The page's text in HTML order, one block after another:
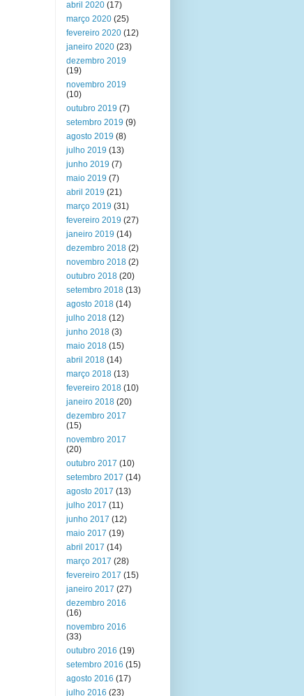
abril 2020 (17)
março 2020 (25)
fevereiro 2020 (12)
janeiro 2020 (23)
dezembro 2019
(19)
novembro 2019
(10)
outubro 2019 (7)
setembro 2019 (9)
agosto 2019 (8)
julho 2019 (13)
junho 2019 (7)
maio 2019 (7)
abril 2019 (21)
março 2019 (31)
fevereiro 2019 (27)
janeiro 2019 (14)
dezembro 2018 (2)
novembro 2018 (2)
outubro 2018 (20)
setembro 2018 (13)
agosto 2018 (14)
julho 2018 (12)
junho 2018 (3)
maio 2018 (15)
abril 2018 (14)
março 2018 (13)
fevereiro 2018 (10)
janeiro 2018 (20)
dezembro 2017
(15)
novembro 2017
(20)
outubro 2017 (10)
setembro 2017 (14)
agosto 2017 (13)
julho 2017 (11)
junho 2017 (12)
maio 2017 (19)
abril 2017 (14)
março 2017 (28)
fevereiro 2017 (15)
janeiro 2017 (27)
dezembro 2016
(16)
novembro 2016
(33)
outubro 2016 (19)
setembro 2016 (15)
agosto 2016 (17)
julho 2016 (23)